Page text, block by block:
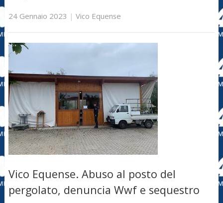
24 Gennaio 2023 | Vico Equense
Vico Equense. Abuso al posto del
pergolato, denuncia Wwf e sequestro